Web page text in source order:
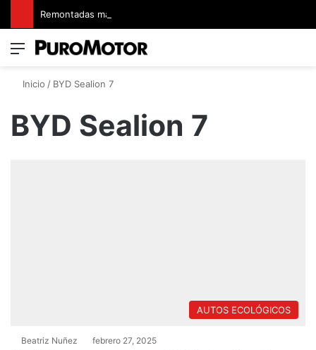
Menú
Inicio / BYD Sealion 7
BYD Sealion 7
AUTOS ECOLÓGICOS
Beatriz Nuñez febrero 27, 2025